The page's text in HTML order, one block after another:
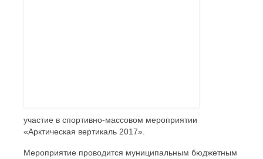
участие в спортивно-массовом мероприятии
«Арктическая вертикаль 2017».
Мероприятие проводится муниципальным бюджетным